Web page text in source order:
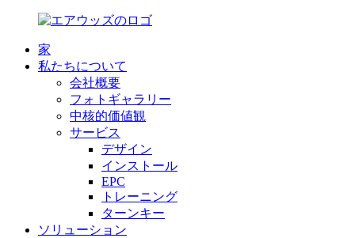
家
私たちについて
会社概要
フォトギャラリー
中核的価値観
サービス
デザイン
インストール
EPC
トレーニング
ターンキー
ソリューション